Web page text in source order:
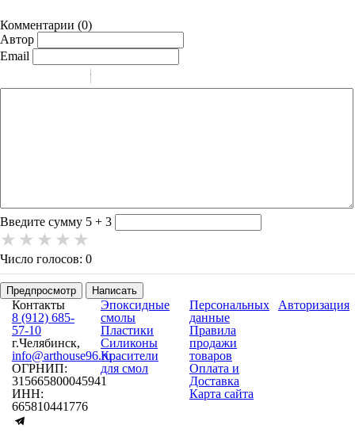
Комментарии (0)
Автор
Email
-
-
-
Введите сумму 5 + 3
Число голосов: 0
Предпросмотр Написать
Контакты
8 (912) 685-
57-10
г.Челябинск,
info@arthouse96.ru
ОГРНИП:
315665800045941
ИНН:
665810441776
Эпоксидные
смолы
Пластики
Силиконы
Красители
для смол
Персональных
данные
Правила
продажи
товаров
Оплата и
Доставка
Карта сайта
Авторизация